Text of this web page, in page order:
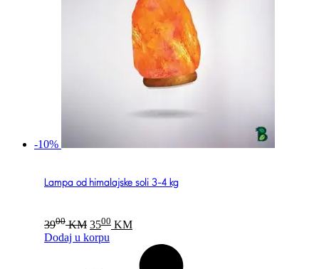
-10%
Lampa od himalajske soli 3-4 kg
3900 KM Original
price
was:
3500 KMCurrent
price
3500 KM.
Dodaj u korpu